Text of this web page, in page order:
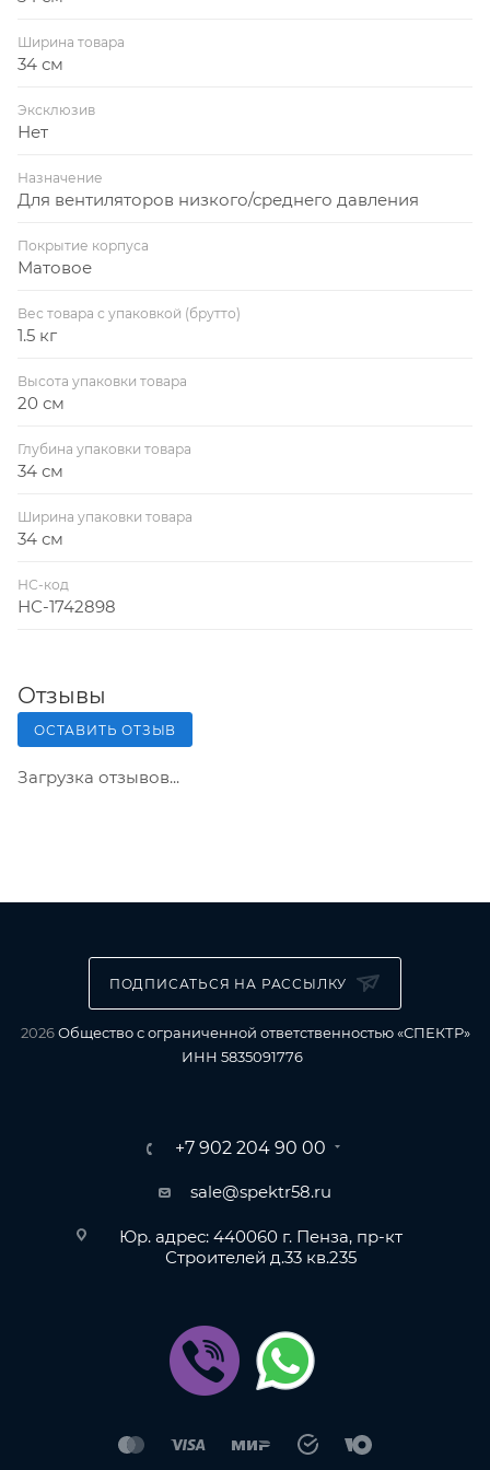
Ширина товара
34 см
Эксклюзив
Нет
Назначение
Для вентиляторов низкого/среднего давления
Покрытие корпуса
Матовое
Вес товара с упаковкой (брутто)
1.5 кг
Высота упаковки товара
20 см
Глубина упаковки товара
34 см
Ширина упаковки товара
34 см
НС-код
НС-1742898
Отзывы
ОСТАВИТЬ ОТЗЫВ
Загрузка отзывов...
ПОДПИСАТЬСЯ НА РАССЫЛКУ
2026Общество с ограниченной ответственностью «СПЕКТР»
ИНН 5835091776
+7 902 204 90 00
sale@spektr58.ru
Юр. адрес: 440060 г. Пенза, пр-кт
Строителей д.33 кв.235